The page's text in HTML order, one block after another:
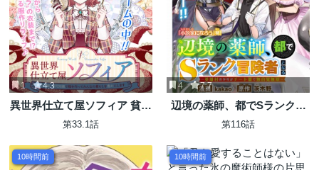
1 4.3
異世界仕立て屋ソフィア 貧乏
令嬢、現代知識で服を作って
す
第33.1話
4 7.7
辺境の薬師、都でSランク冒
険者となる～英雄村の少年が
第116話
10時間前 10時間前